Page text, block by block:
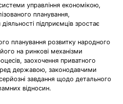
управління економікою,
планування,
підприємців зростає
планування розвитку народного
на ринкові механізми
заохочення приватного
державою, законодавчими
завдання щодо детального
відносин.